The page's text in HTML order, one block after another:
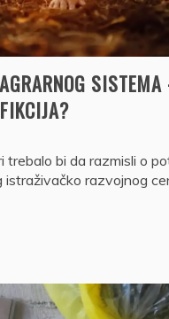
trebalo bi da razmisli o
istraživačko razvojnog